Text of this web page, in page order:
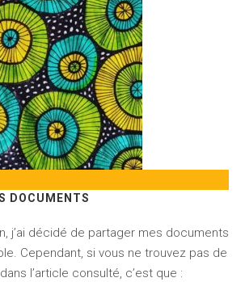
DOCUMENTS
j’ai décidé de partager mes documents
Cependant, si vous ne trouvez pas de
l’article consulté, c’est que :